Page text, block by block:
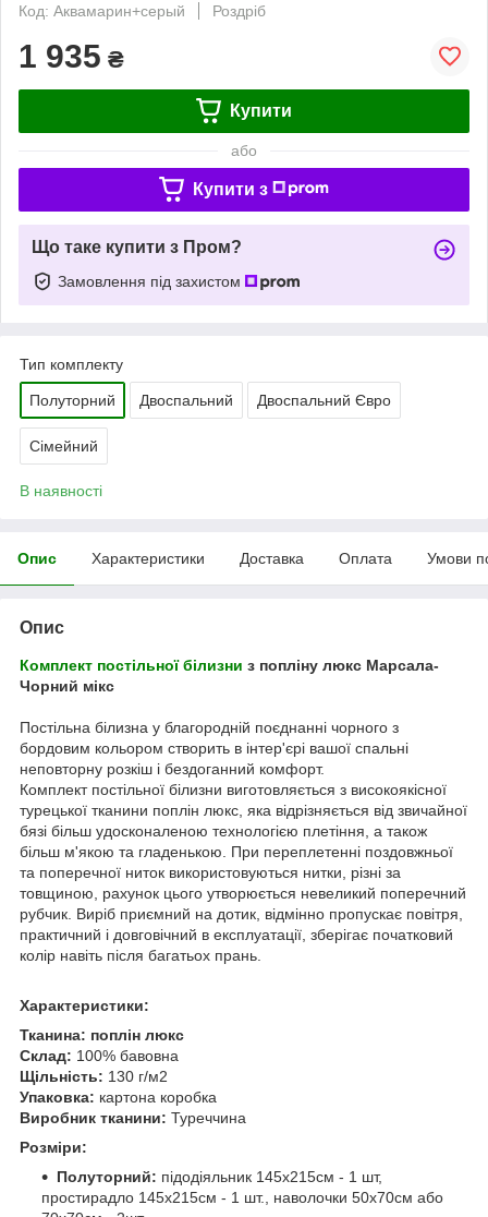
Код: Аквамарин+серый
Роздріб
1 935 ₴
Купити
або
Купити з
Що таке купити з Пром?
Замовлення під захистом
Тип комплекту
Полуторний Двоспальний Двоспальний Євро
Сімейний
В наявності
Опис Характеристики Доставка Оплата Умови
Опис
Комплект постільної білизни з попліну люкс Марсала-
Чорний мікс
Постільна білизна у благородній поєднанні чорного з
бордовим кольором створить в інтер'єрі вашої спальні
неповторну розкіш і бездоганний комфорт.
Комплект постільної білизни виготовляється з високоякісної
турецької тканини поплін люкс, яка відрізняється від звичайної
бязі більш удосконаленою технологією плетіння, а також
більш м'якою та гладенькою. При переплетенні поздовжньої
та поперечної ниток використовуються нитки, різні за
товщиною, рахунок цього утворюється невеликий поперечний
рубчик. Виріб приємний на дотик, відмінно пропускає повітря,
практичний і довговічний в експлуатації, зберігає початковий
колір навіть після багатьох прань.
Характеристики:
Тканина: поплін люкс
Склад: 100% бавовна
Щільність: 130 г/м2
Упаковка: картона коробка
Виробник тканини: Туреччина
Розміри:
Полуторний: підодіяльник 145х215см - 1 шт,
простирадло 145х215см - 1 шт., наволочки 50х70см або